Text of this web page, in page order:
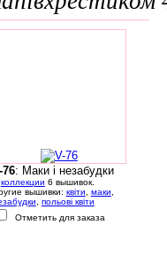
76: Маки і незабудки
коллекции 6 вышивок.
вышивки: квіти маки
польові квіти
Отметить для заказа